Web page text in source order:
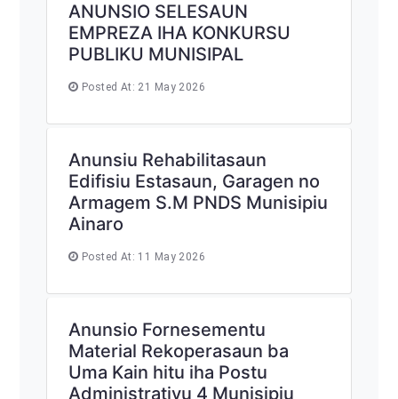
ANUNSIO SELESAUN
EMPREZA IHA KONKURSU
PUBLIKU MUNISIPAL
Posted At: 21 May 2026
Anunsiu Rehabilitasaun
Edifisiu Estasaun, Garagen no
Armagem S.M PNDS Munisipiu
Ainaro
Posted At: 11 May 2026
Anunsio Fornesementu
Material Rekoperasaun ba
Uma Kain hitu iha Postu
Administrativu 4 Munisipiu